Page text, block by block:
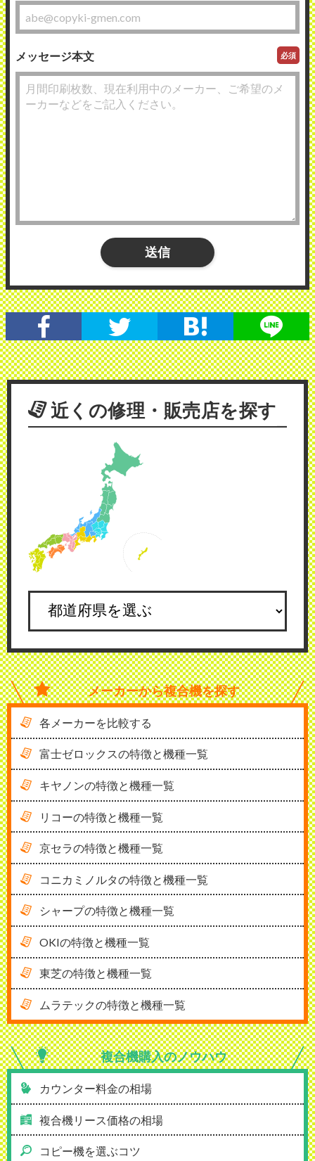
メッセージ本文 必須
近くの修理・販売店を探す
メーカーから複合機を探す
各メーカーを比較する
富士ゼロックスの特徴と機種一覧
キヤノンの特徴と機種一覧
リコーの特徴と機種一覧
京セラの特徴と機種一覧
コニカミノルタの特徴と機種一覧
シャープの特徴と機種一覧
OKIの特徴と機種一覧
東芝の特徴と機種一覧
ムラテックの特徴と機種一覧
複合機購入のノウハウ
カウンター料金の相場
複合機リース価格の相場
コピー機を選ぶコツ